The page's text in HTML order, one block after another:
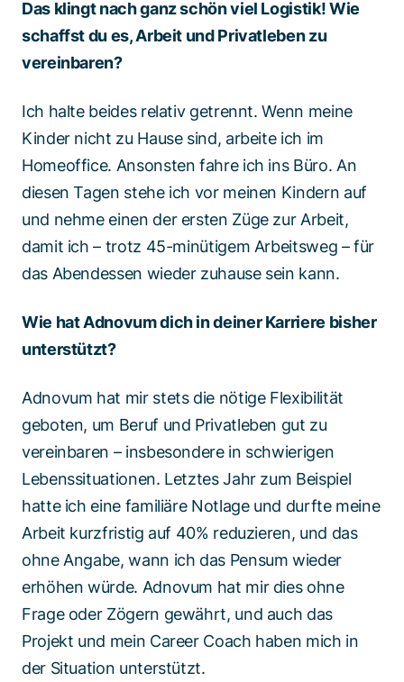
Das klingt nach ganz schön viel Logistik! Wie
schaffst du es, Arbeit und Privatleben zu
vereinbaren?
Ich halte beides relativ getrennt. Wenn meine
Kinder nicht zu Hause sind, arbeite ich im
Homeoffice. Ansonsten fahre ich ins Büro. An
diesen Tagen stehe ich vor meinen Kindern auf
und nehme einen der ersten Züge zur Arbeit,
damit ich – trotz 45-minütigem Arbeitsweg – für
das Abendessen wieder zuhause sein kann.
Wie hat Adnovum dich in deiner Karriere bisher
unterstützt?
Adnovum hat mir stets die nötige Flexibilität
geboten, um Beruf und Privatleben gut zu
vereinbaren – insbesondere in schwierigen
Lebenssituationen. Letztes Jahr zum Beispiel
hatte ich eine familiäre Notlage und durfte meine
Arbeit kurzfristig auf 40% reduzieren, und das
ohne Angabe, wann ich das Pensum wieder
erhöhen würde. Adnovum hat mir dies ohne
Frage oder Zögern gewährt, und auch das
Projekt und mein Career Coach haben mich in
der Situation unterstützt.